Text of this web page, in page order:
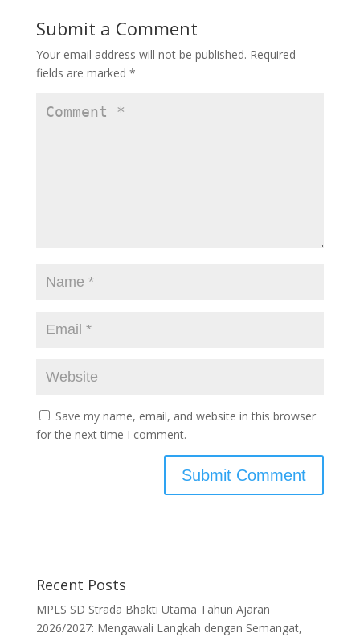
o
o
k
o
n
Submit a Comment
Your email address will not be published. Required
fields are marked *
Save my name, email, and website in this browser
for the next time I comment.
Recent Posts
MPLS SD Strada Bhakti Utama Tahun Ajaran
2026/2027: Mengawali Langkah dengan Semangat,